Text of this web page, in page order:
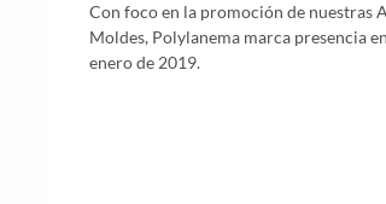
Con foco en la promoción de nuestras
Moldes, Polylanema marca presencia
enero de 2019.